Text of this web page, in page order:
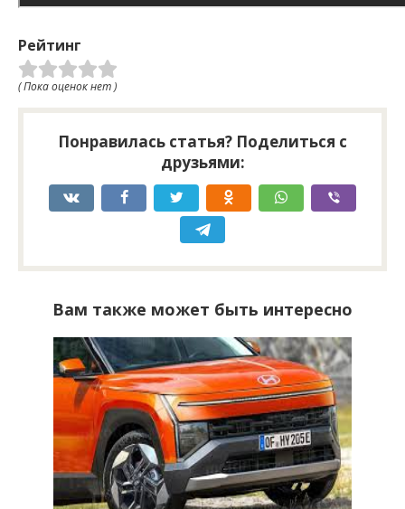
Рейтинг
( Пока оценок нет )
Понравилась статья? Поделиться с
друзьями:
Вам также может быть интересно